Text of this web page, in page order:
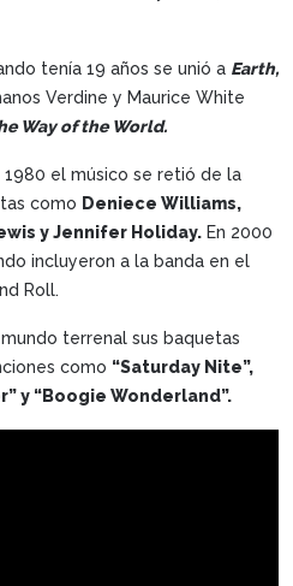
tenía 19 años se unió a Earth,
Verdine y Maurice White
Way of the World.
el músico se retió de la
como Deniece Williams,
y Jennifer Holiday. En 2000
incluyeron a la banda en el
Roll.
terrenal sus baquetas
como “Saturday Nite”,
y “Boogie Wonderland”.